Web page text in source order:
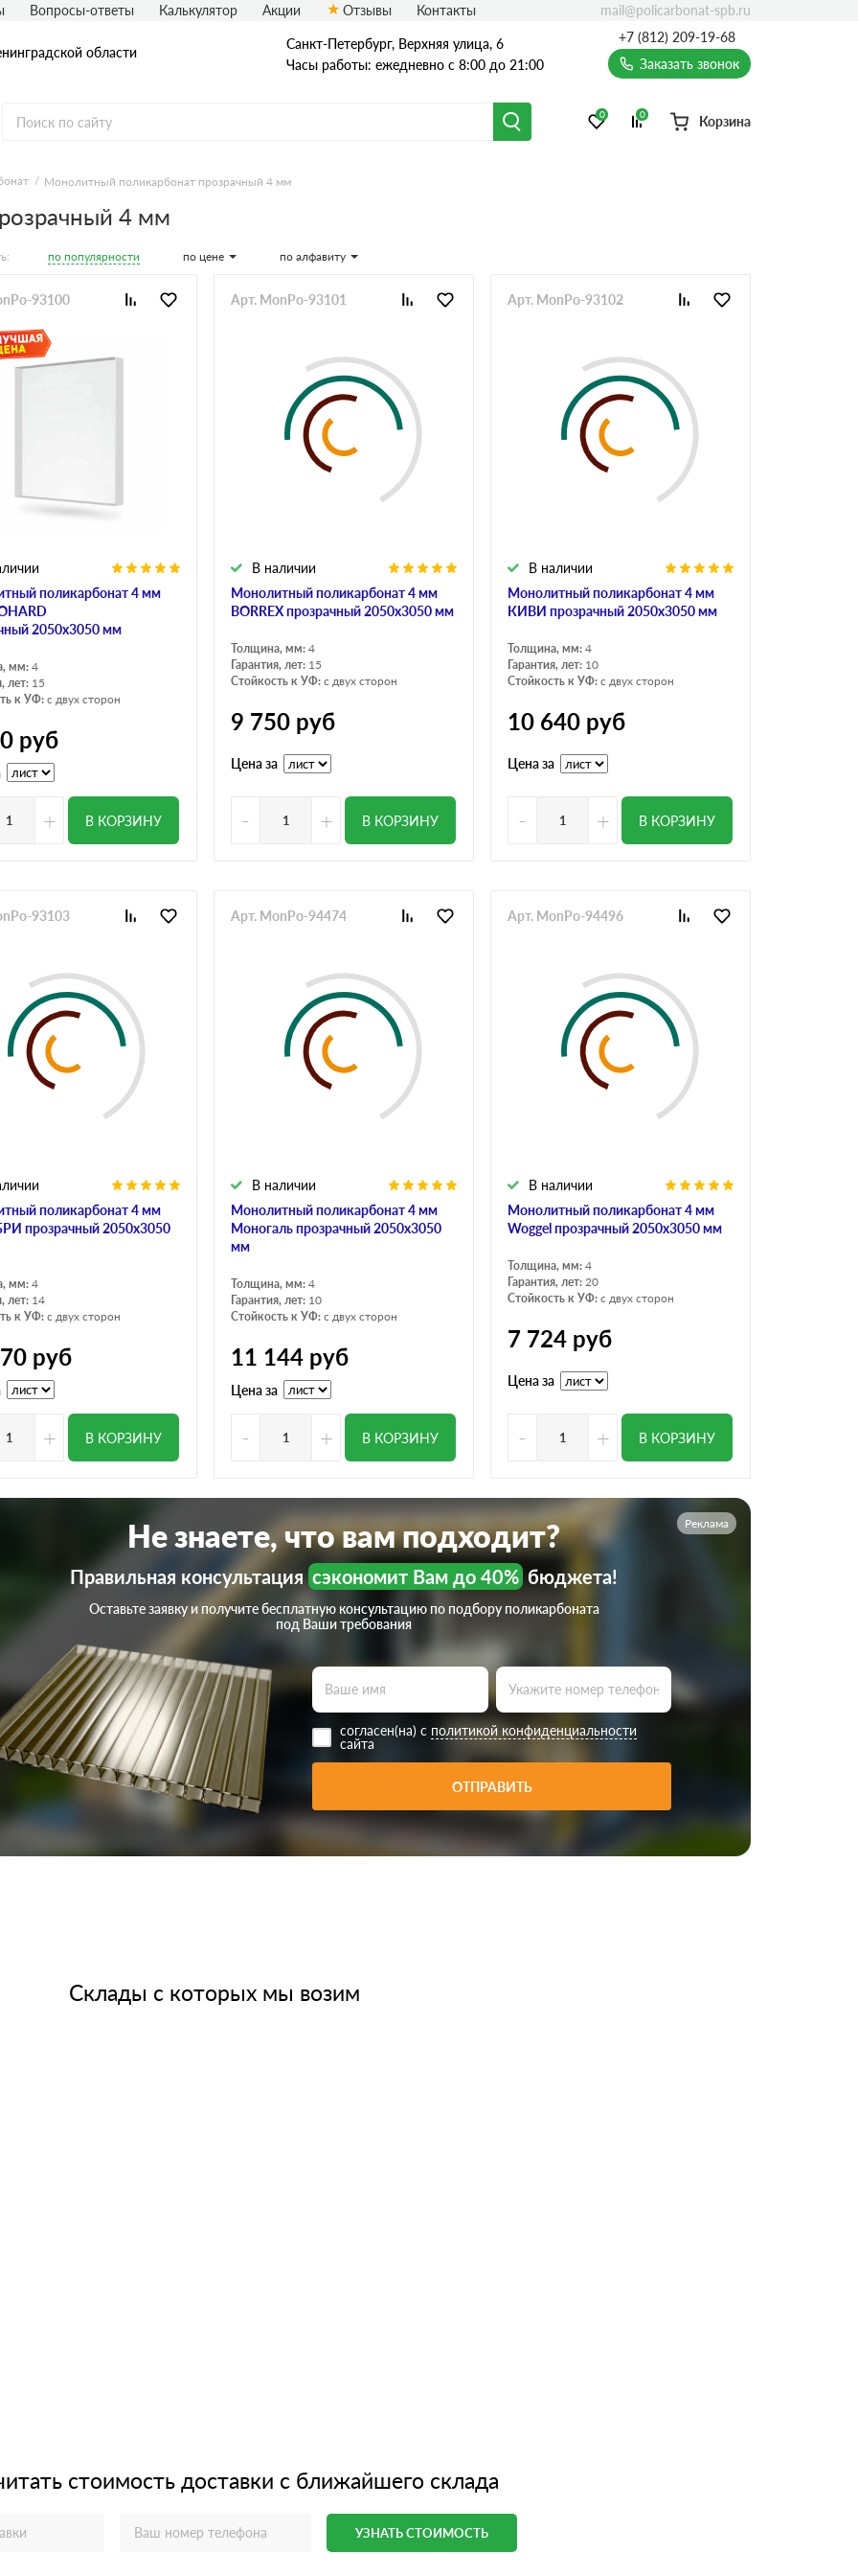
области
Санкт-Петербург, Верхняя улица, 6
Часы работы: ежедневно с 8:00 до 21:00
+7 (812) 209-19-68
Заказать звонок
0 0 Корзина
Вопросы-ответы Калькулятор Акции Отзывы Контакты mail@policarbonat-spb.ru
Монолитный поликарбонат прозрачный 4 мм
4 мм
по популярности по цене по алфавиту
поликарбонат 4 мм
2050х3050 мм
93100
мм: 4
лет: 15
к УФ: с двух сторон
руб
+ В КОРЗИНУ
Монолитный поликарбонат 4 мм
BORREX прозрачный 2050х3050 мм
В наличии
Арт. MonPo-93101
Толщина, мм: 4
Гарантия, лет: 15
Стойкость к УФ: с двух сторон
9 750 руб
Цена за
- + В КОРЗИНУ
Монолитный поликарбонат 4 мм
КИВИ прозрачный 2050х3050 мм
В наличии
Арт. MonPo-93102
Толщина, мм: 4
Гарантия, лет: 10
Стойкость к УФ: с двух сторон
10 640 руб
Цена за
- + В КОРЗИНУ
поликарбонат 4 мм
прозрачный 2050х3050
93103
мм: 4
лет: 14
к УФ: с двух сторон
руб
+ В КОРЗИНУ
Монолитный поликарбонат 4 мм
Моногаль прозрачный 2050х3050
мм
В наличии
Арт. MonPo-94474
Толщина, мм: 4
Гарантия, лет: 10
Стойкость к УФ: с двух сторон
11 144 руб
Цена за
- + В КОРЗИНУ
Монолитный поликарбонат 4 мм
Woggel прозрачный 2050х3050 мм
В наличии
Арт. MonPo-94496
Толщина, мм: 4
Гарантия, лет: 20
Стойкость к УФ: с двух сторон
7 724 руб
Цена за
- + В КОРЗИНУ
Реклама
Не знаете, что вам подходит?
Правильная консультация сэкономит Вам до 40% бюджета!
Оставьте заявку и получите бесплатную консультацию по подбору поликарбоната
под Ваши требования
согласен(на) с политикой конфиденциальности
сайта
ОТПРАВИТЬ
Склады с которых мы возим
стоимость доставки с ближайшего склада
УЗНАТЬ СТОИМОСТЬ